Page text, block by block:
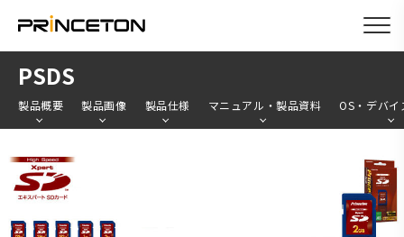
ン
PSDS
製品概要 製品画像 製品仕様 マニュアル・製品資料 OS・デバイ